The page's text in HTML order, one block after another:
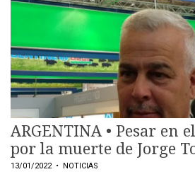
ARGENTINA • Pesar en
por la muerte de Jorge
13/01/2022• NOTICIAS